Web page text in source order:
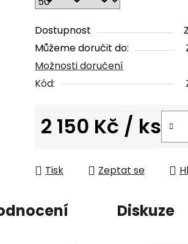
0,0
z
5
hvězdiček.
Dostupnost
Můžeme doručit do:
Možnosti doručení
Kód:
2 150 Kč / ks
Tisk Zeptat se
Diskuze